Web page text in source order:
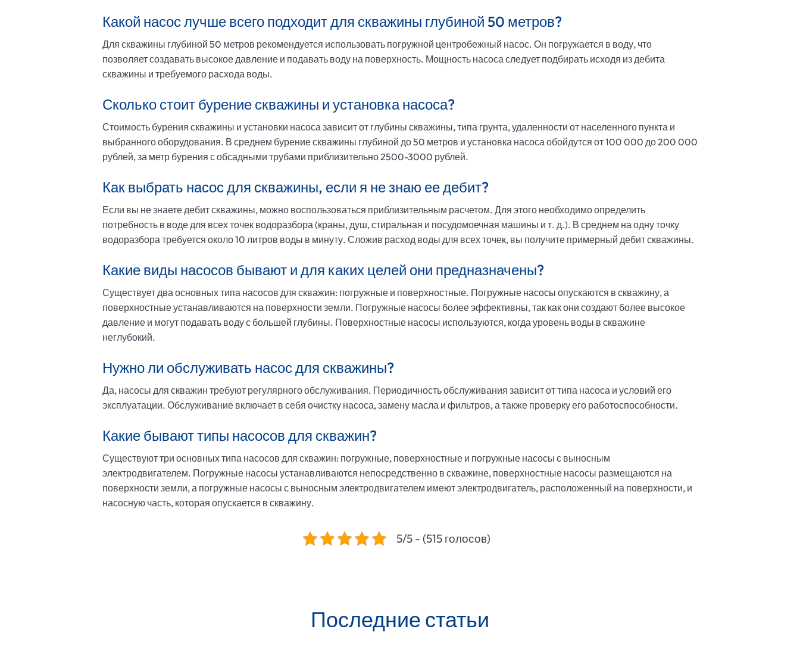
Какой насос лучше всего подходит для скважины глубиной 50 метров?
Для скважины глубиной 50 метров рекомендуется использовать погружной центробежный насос. Он погружается в воду, что
позволяет создавать высокое давление и подавать воду на поверхность. Мощность насоса следует подбирать исходя из дебита
скважины и требуемого расхода воды.
Сколько стоит бурение скважины и установка насоса?
Стоимость бурения скважины и установки насоса зависит от глубины скважины, типа грунта, удаленности от населенного пункта и
выбранного оборудования. В среднем бурение скважины глубиной до 50 метров и установка насоса обойдутся от 100 000 до 200 000
рублей, за метр бурения с обсадными трубами приблизительно 2500-3000 рублей.
Как выбрать насос для скважины, если я не знаю ее дебит?
Если вы не знаете дебит скважины, можно воспользоваться приблизительным расчетом. Для этого необходимо определить
потребность в воде для всех точек водоразбора (краны, душ, стиральная и посудомоечная машины и т. д.). В среднем на одну точку
водоразбора требуется около 10 литров воды в минуту. Сложив расход воды для всех точек, вы получите примерный дебит скважины.
Какие виды насосов бывают и для каких целей они предназначены?
Существует два основных типа насосов для скважин: погружные и поверхностные. Погружные насосы опускаются в скважину, а
поверхностные устанавливаются на поверхности земли. Погружные насосы более эффективны, так как они создают более высокое
давление и могут подавать воду с большей глубины. Поверхностные насосы используются, когда уровень воды в скважине
неглубокий.
Нужно ли обслуживать насос для скважины?
Да, насосы для скважин требуют регулярного обслуживания. Периодичность обслуживания зависит от типа насоса и условий его
эксплуатации. Обслуживание включает в себя очистку насоса, замену масла и фильтров, а также проверку его работоспособности.
Какие бывают типы насосов для скважин?
Существуют три основных типа насосов для скважин: погружные, поверхностные и погружные насосы с выносным
электродвигателем. Погружные насосы устанавливаются непосредственно в скважине, поверхностные насосы размещаются на
поверхности земли, а погружные насосы с выносным электродвигателем имеют электродвигатель, расположенный на поверхности, и
насосную часть, которая опускается в скважину.
5/5 - (515 голосов)
Последние статьи